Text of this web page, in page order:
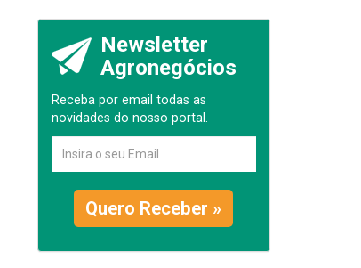
Newsletter
Agronegócios
Receba por email todas as
novidades do nosso portal.
Quero Receber »